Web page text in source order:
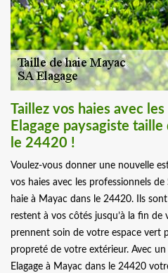
Taillez vos haies avec
Elagage paysagiste
le 24420 !
Voulez-vous donner une nouvelle
vos haies avec les professionnels de
haie à Mayac dans le 24420. Ils
restent à vos côtés jusqu’à la fin de
prennent soin de votre espace vert
propreté de votre extérieur. Avec
Elagage à Mayac dans le 24420